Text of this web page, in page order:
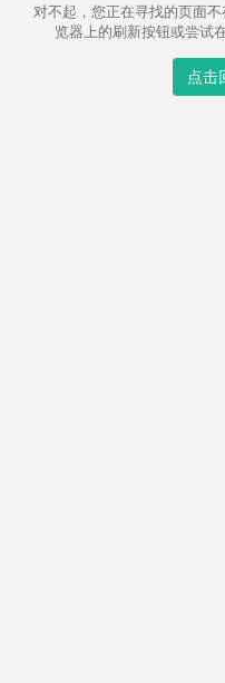
对不起，您正在寻找的页面
览器上的刷新按钮或尝试
点击